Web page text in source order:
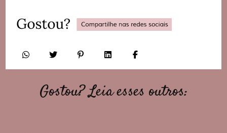
Gostou? Leia esses outros: